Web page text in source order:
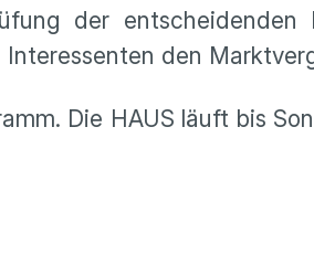
der
den
Die HAUS läuft bis